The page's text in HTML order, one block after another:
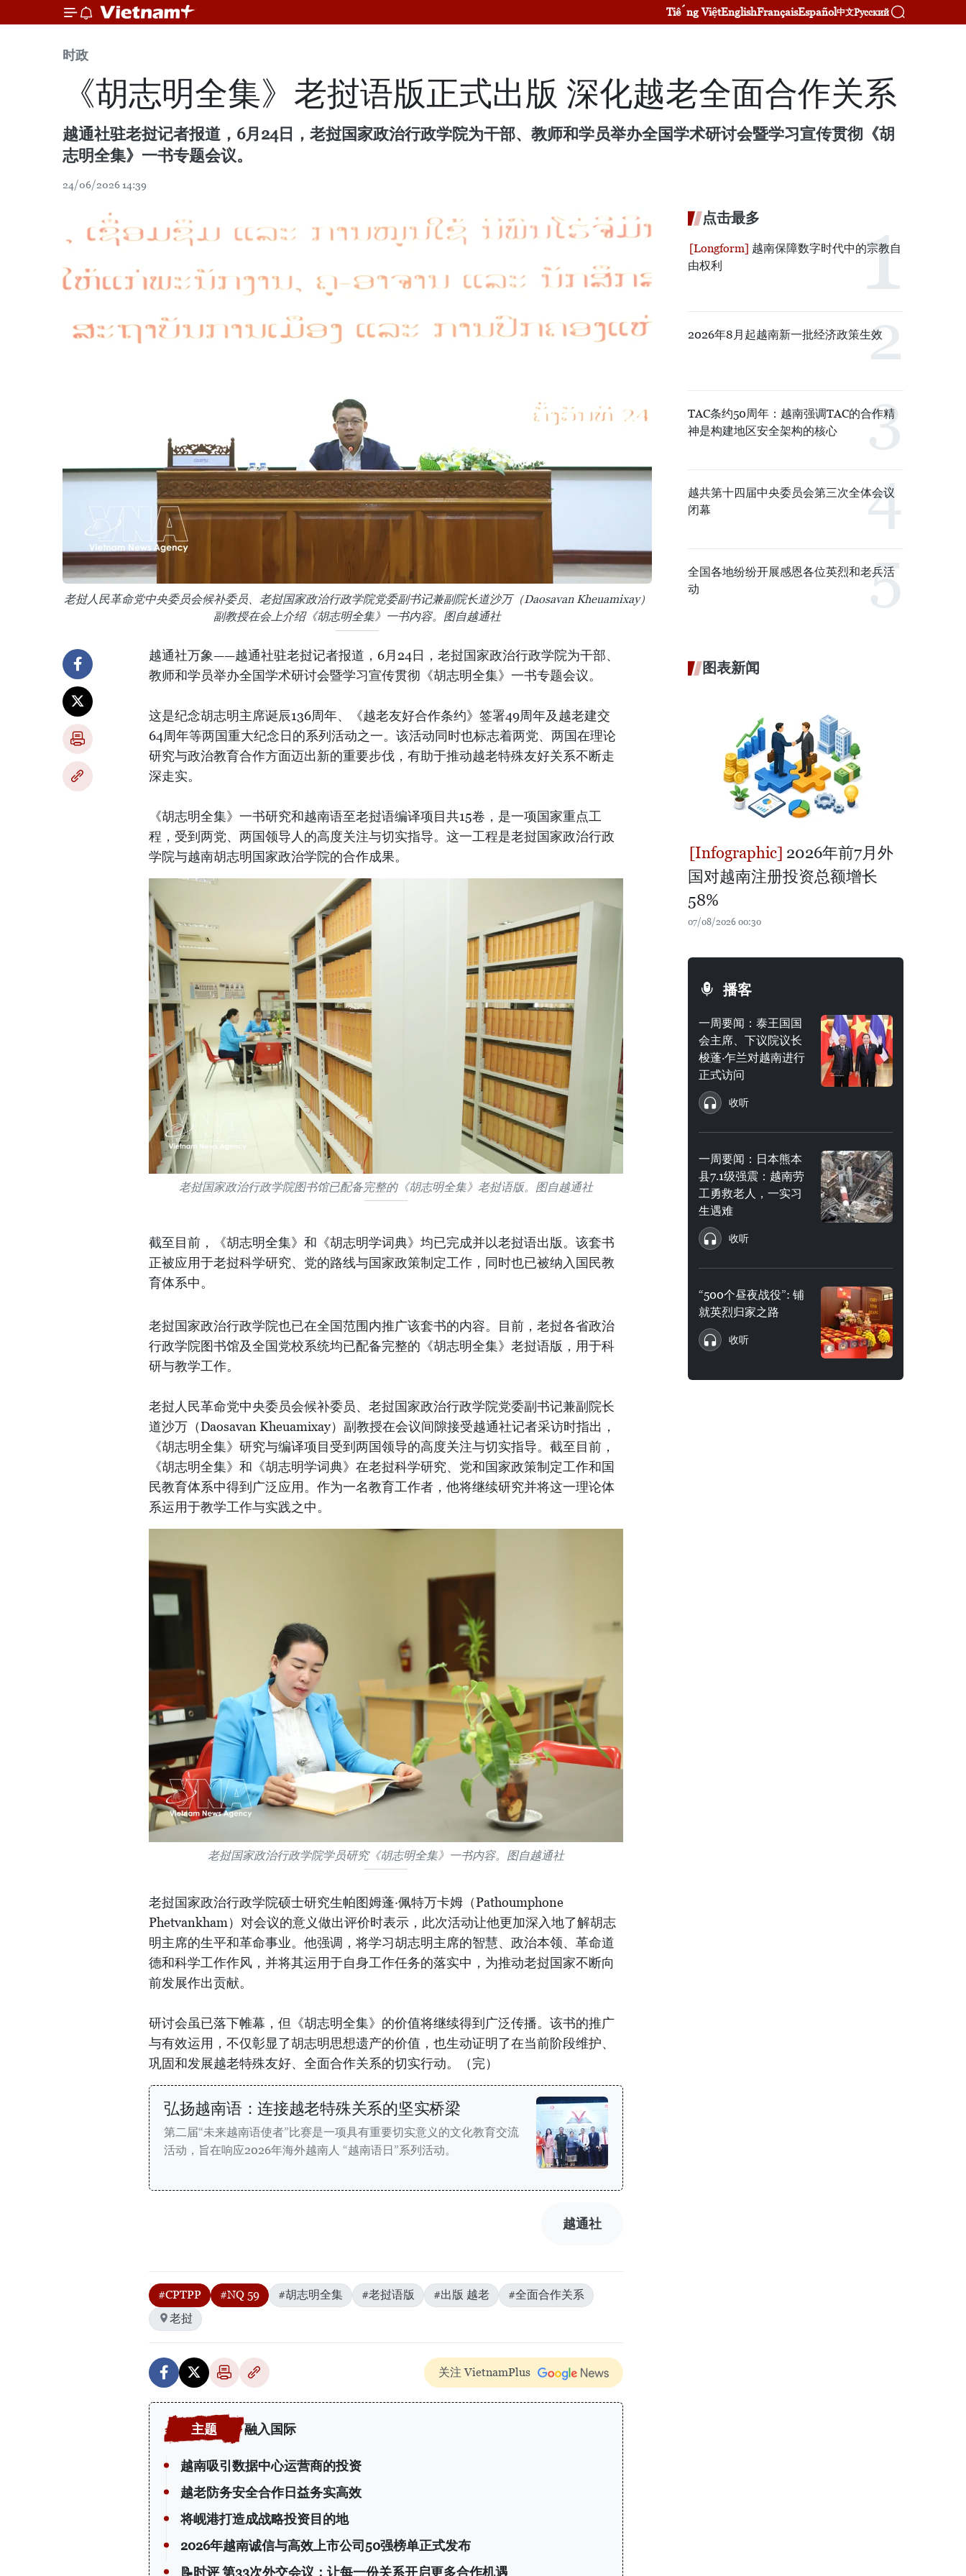
Tiếng ViệtEnglishFrançaisEspañol中文Русский
时政
《胡志明全集》老挝语版正式出版 深化越老全面合作关系
越通社驻老挝记者报道，6月24日，老挝国家政治行政学院为干部、教师和学员举办全国学术研讨会暨学习宣传贯彻《胡
志明全集》一书专题会议。
24/06/2026 14:39
老挝人民革命党中央委员会候补委员、老挝国家政治行政学院党委副书记兼副院长道沙万（Daosavan Kheuamixay）
副教授在会上介绍《胡志明全集》一书内容。图自越通社
越通社万象——越通社驻老挝记者报道，6月24日，老挝国家政治行政学院为干部、
教师和学员举办全国学术研讨会暨学习宣传贯彻《胡志明全集》一书专题会议。
这是纪念胡志明主席诞辰136周年、《越老友好合作条约》签署49周年及越老建交
64周年等两国重大纪念日的系列活动之一。该活动同时也标志着两党、两国在理论
研究与政治教育合作方面迈出新的重要步伐，有助于推动越老特殊友好关系不断走
深走实。
《胡志明全集》一书研究和越南语至老挝语编译项目共15卷，是一项国家重点工
程，受到两党、两国领导人的高度关注与切实指导。这一工程是老挝国家政治行政
学院与越南胡志明国家政治学院的合作成果。
老挝国家政治行政学院图书馆已配备完整的《胡志明全集》老挝语版。图自越通社
截至目前，《胡志明全集》和《胡志明学词典》均已完成并以老挝语出版。该套书
正被应用于老挝科学研究、党的路线与国家政策制定工作，同时也已被纳入国民教
育体系中。
老挝国家政治行政学院也已在全国范围内推广该套书的内容。目前，老挝各省政治
行政学院图书馆及全国党校系统均已配备完整的《胡志明全集》老挝语版，用于科
研与教学工作。
老挝人民革命党中央委员会候补委员、老挝国家政治行政学院党委副书记兼副院长
道沙万（Daosavan Kheuamixay）副教授在会议间隙接受越通社记者采访时指出，
《胡志明全集》研究与编译项目受到两国领导的高度关注与切实指导。截至目前，
《胡志明全集》和《胡志明学词典》在老挝科学研究、党和国家政策制定工作和国
民教育体系中得到广泛应用。作为一名教育工作者，他将继续研究并将这一理论体
系运用于教学工作与实践之中。
老挝国家政治行政学院学员研究《胡志明全集》一书内容。图自越通社
老挝国家政治行政学院硕士研究生帕图姆蓬·佩特万卡姆（Pathoumphone
Phetvankham）对会议的意义做出评价时表示，此次活动让他更加深入地了解胡志
明主席的生平和革命事业。他强调，将学习胡志明主席的智慧、政治本领、革命道
德和科学工作作风，并将其运用于自身工作任务的落实中，为推动老挝国家不断向
前发展作出贡献。
研讨会虽已落下帷幕，但《胡志明全集》的价值将继续得到广泛传播。该书的推广
与有效运用，不仅彰显了胡志明思想遗产的价值，也生动证明了在当前阶段维护、
巩固和发展越老特殊友好、全面合作关系的切实行动。（完）
弘扬越南语：连接越老特殊关系的坚实桥梁
第二届“未来越南语使者”比赛是一项具有重要切实意义的文化教育交流
活动，旨在响应2026年海外越南人 “越南语日”系列活动。
越通社
#CPTPP #NQ 59 #胡志明全集 #老挝语版 #出版 越老
#全面合作关系
老挝
关注 VietnamPlus
融入国际
越南吸引数据中心运营商的投资
越老防务安全合作日益务实高效
将岘港打造成战略投资目的地
2026年越南诚信与高效上市公司50强榜单正式发布
📝时评 第33次外交会议：让每一份关系开启更多合作机遇
点击最多
越南保障数字时代中的宗教自
由权利
2026年8月起越南新一批经济政策生效
TAC条约50周年：越南强调TAC的合作精
神是构建地区安全架构的核心
越共第十四届中央委员会第三次全体会议
闭幕
全国各地纷纷开展感恩各位英烈和老兵活
动
图表新闻
2026年前7月外
国对越南注册投资总额增长
58%
07/08/2026 00:30
播客
一周要闻：泰王国国
会主席、下议院议长
梭蓬·乍兰对越南进行
正式访问
收听
一周要闻：日本熊本
县7.1级强震：越南劳
工勇救老人，一实习
生遇难
收听
“500个昼夜战役”: 铺
就英烈归家之路
收听